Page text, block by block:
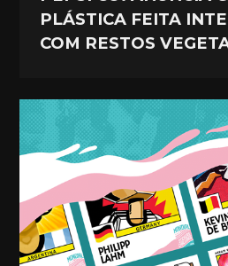
PLÁSTICA FEITA
COM RESTOS